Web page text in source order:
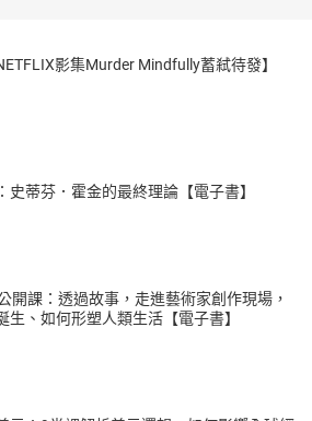
影集Murder Mindfully蓄弒待發】
史蒂芬．霍金的最終理論【電子書】
開課：透過故事，走進藝術家創作現場，
生、如何形塑人類生活【電子書】